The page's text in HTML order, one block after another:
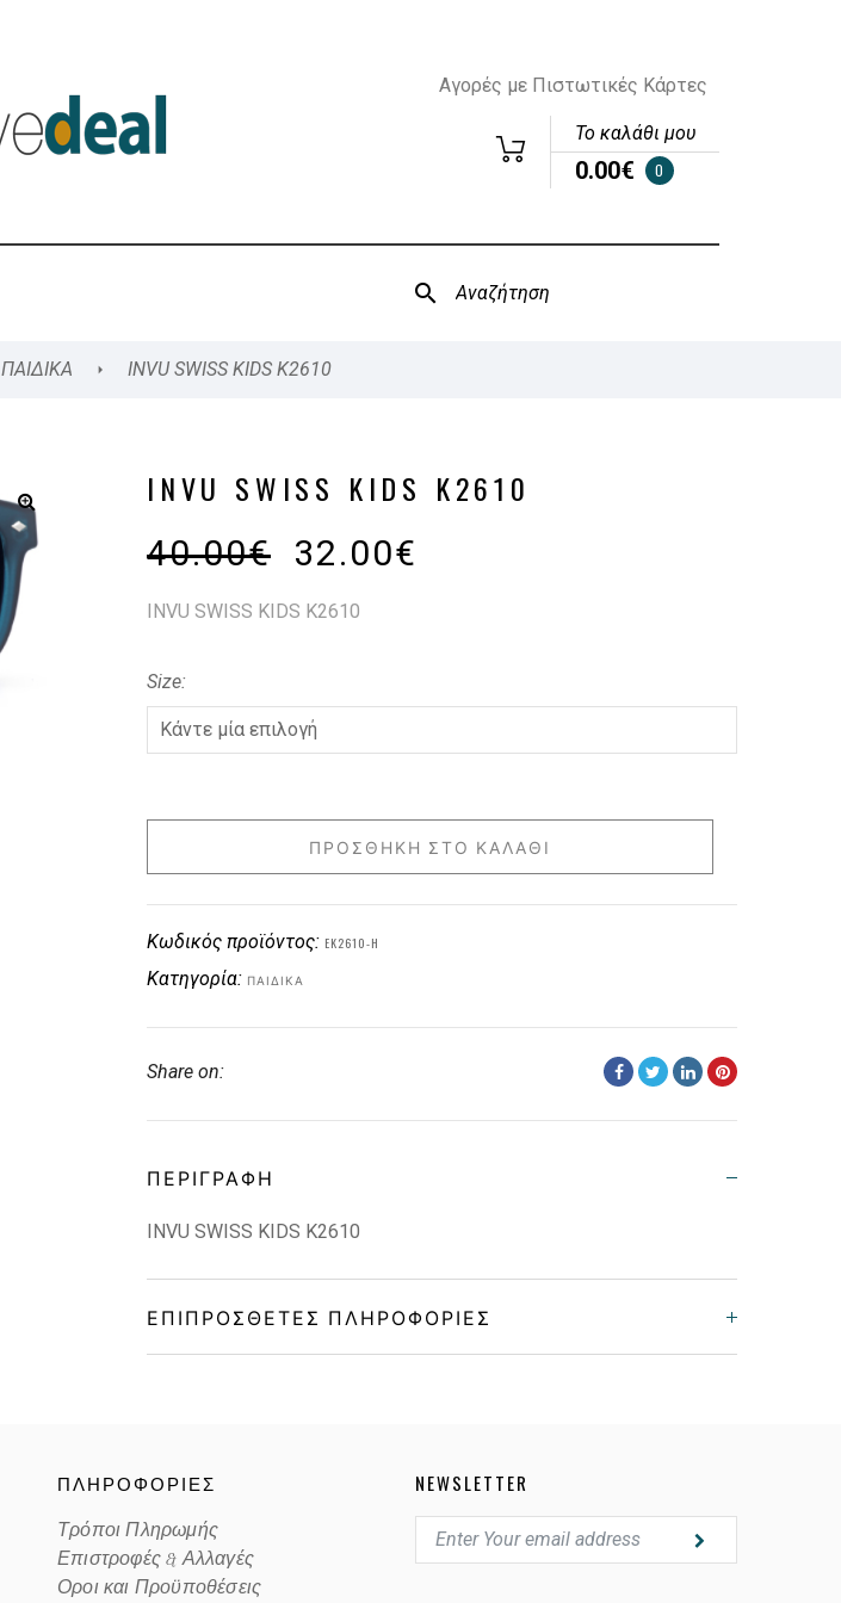
Αγορές με Πιστωτικές Κάρτες
Το καλάθι μου
0.00€ 0
ΠΑΙΔΙΚΑ INVU SWISS KIDS K2610
INVU SWISS KIDS K2610
40.00€ 32.00€
INVU SWISS KIDS K2610
Size
ΠΡΟΣΘΉΚΗ ΣΤΟ ΚΑΛΆΘΙ
Κωδικός προϊόντος: EK2610-H
Κατηγορία: ΠΑΙΔΙΚΑ
Share on:
ΠΕΡΙΓΡΑΦΉ
INVU SWISS KIDS K2610
ΕΠΙΠΡΌΣΘΕΤΕΣ ΠΛΗΡΟΦΟΡΊΕΣ
Lens Color POLARIZED MIRROR GREEN,GRAY
ΠΛΗΡΟΦΟΡΙΕΣ
Τρόποι Πληρωμής
Επιστροφές & Αλλαγές
Οροι και Προϋποθέσεις
NEWSLETTER